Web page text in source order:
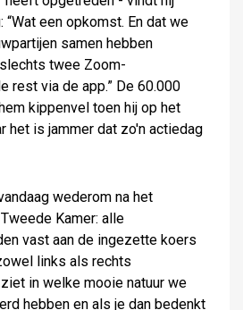
“Wat een opkomst. En dat we
samen hebben
twee Zoom-
rest via de app.” De 60.000
kippenvel toen hij op het
het is jammer dat zo'n actiedag
wederom na het
Kamer: alle
vast aan de ingezette koers
links als rechts
ziet in welke mooie natuur we
hebben en als je dan bedenkt